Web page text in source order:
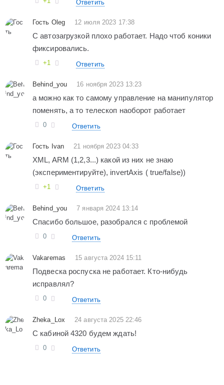
Ответить
Гость Oleg 12 июля 2023 17:38
С автозагрузкой плохо работает. Надо чтоб коники
фиксировались.
+1 Ответить
Behind_you 16 ноября 2023 13:23
а можно как то самому управление на манипулятор
поменять, а то телескоп наоборот работает
0 Ответить
Гость Ivan 21 ноября 2023 04:33
XML, ARM (1,2,3...) какой из них не знаю
(экспериментируйте), invertAxis ( true/false))
+1 Ответить
Behind_you 7 января 2024 13:14
Спасибо большое, разобрался с проблемой
0 Ответить
Vakaremas 15 августа 2024 15:11
Подвеска роспуска не работает. Кто-нибудь
исправлял?
0 Ответить
Zheka_Lox 24 августа 2025 22:46
С кабиной 4320 будем ждать!
0 Ответить